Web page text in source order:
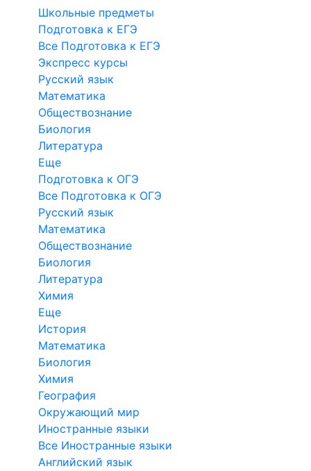
Школьные предметы
Подготовка к ЕГЭ
Все Подготовка к ЕГЭ
Экспресс курсы
Русский язык
Математика
Обществознание
Биология
Литература
Еще
Подготовка к ОГЭ
Все Подготовка к ОГЭ
Русский язык
Математика
Обществознание
Биология
Литература
Химия
Еще
История
Математика
Биология
Химия
География
Окружающий мир
Иностранные языки
Все Иностранные языки
Английский язык